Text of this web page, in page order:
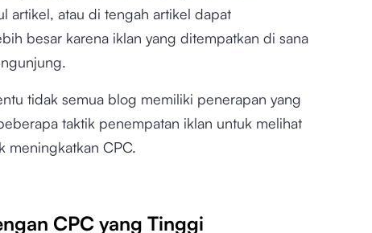
artikel, atau di tengah artikel dapat
besar karena iklan yang ditempatkan di sana
tidak semua blog memiliki penerapan yang
taktik penempatan iklan untuk melihat
meningkatkan CPC.
CPC yang Tinggi